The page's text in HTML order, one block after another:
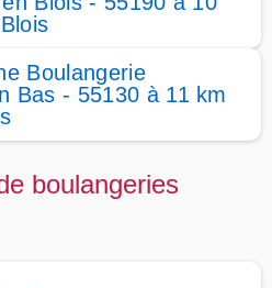
Boulangerie
Bas - 55130 à 11 km
boulangeries